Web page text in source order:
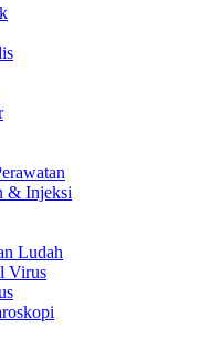
& Injeksi
Ludah
Virus